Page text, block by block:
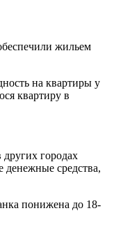
жильем
на квартиры у
квартиру в
городах
денежные средства,
понижена до 18-